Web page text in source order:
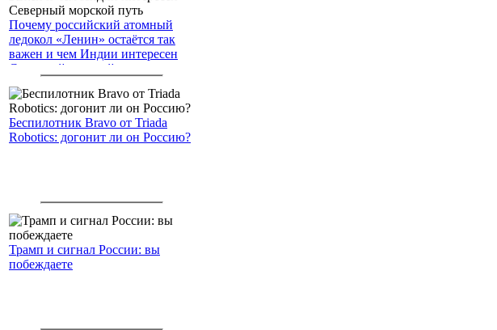
Почему российский атомный
ледокол «Ленин» остаётся так
важен и чем Индии интересен
Северный морской путь
Беспилотник Bravo от Triada
Robotics: догонит ли он Россию?
Трамп и сигнал России: вы
побеждаете